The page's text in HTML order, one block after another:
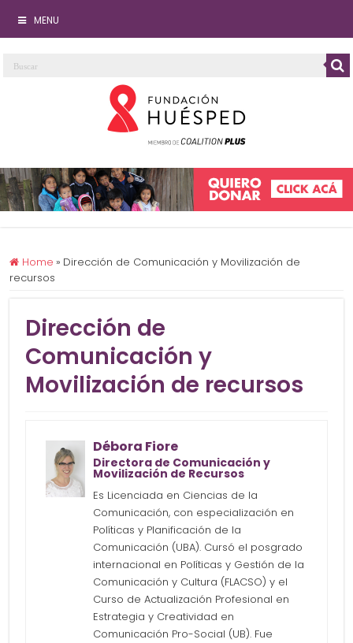
MENU
Home » Dirección de Comunicación y Movilización de
recursos
Dirección de
Comunicación y
Movilización de recursos
Débora Fiore
Directora de Comunicación y
Movilización de Recursos
Es Licenciada en Ciencias de la
Comunicación, con especialización en
Políticas y Planificación de la
Comunicación (UBA). Cursó el posgrado
internacional en Políticas y Gestión de la
Comunicación y Cultura (FLACSO) y el
Curso de Actualización Profesional en
Estrategia y Creatividad en
Comunicación Pro-Social (UB). Fue